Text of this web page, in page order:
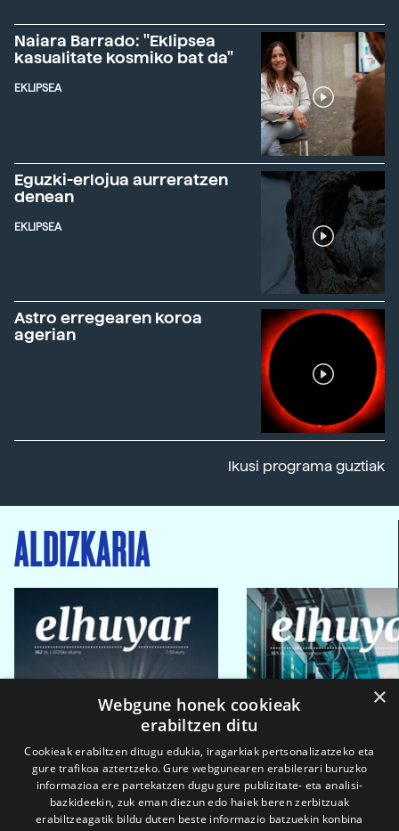
Naiara Barrado: "Eklipsea
kasualitate kosmiko bat da"
EKLIPSEA
Eguzki-erlojua aurreratzen
denean
EKLIPSEA
Astro erregearen koroa
agerian
Ikusi programa guztiak
ALDIZKARIA
×
Webgune honek cookieak
erabiltzen ditu
Cookieak erabiltzen ditugu edukia, iragarkiak pertsonalizatzeko eta
gure trafikoa aztertzeko. Gure webgunearen erabilerari buruzko
informazioa ere partekatzen dugu gure publizitate- eta analisi-
bazkideekin, zuk eman diezun edo haiek beren zerbitzuak
erabiltzeagatik bildu duten beste informazio batzuekin konbina